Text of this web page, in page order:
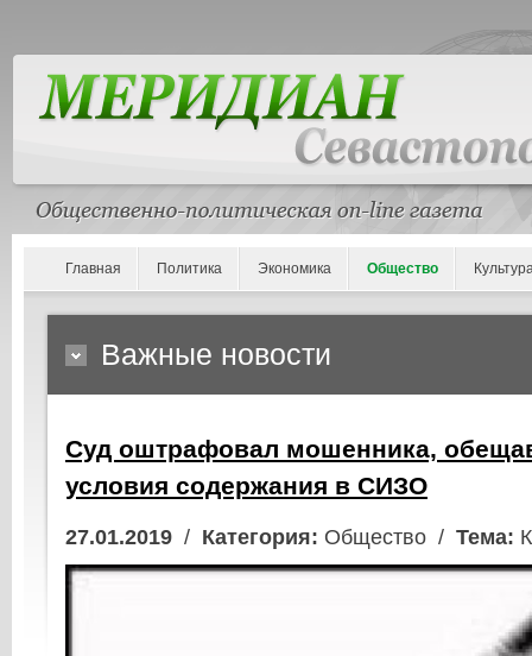
Главная Политика Экономика Общество
Важные новости
Суд оштрафовал мошенника,
условия содержания в СИЗО
27.01.2019 / Категория: Общество / Тема: